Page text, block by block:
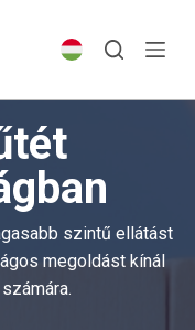
szintű ellátást
megoldást kínál